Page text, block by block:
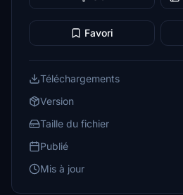
Favori
Téléchargements
Version
Taille du fichier
Publié
Mis à jour